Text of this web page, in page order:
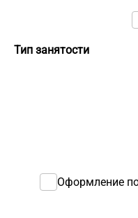
Тип занятости
Оформление